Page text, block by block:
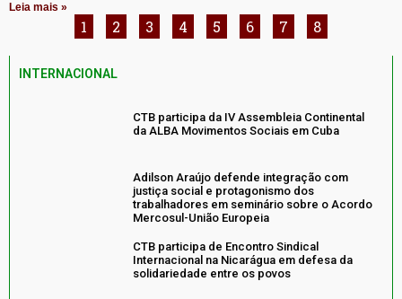
Leia mais »
1 2 3 4 5 6 7 8
INTERNACIONAL
CTB participa da IV Assembleia Continental
da ALBA Movimentos Sociais em Cuba
Adilson Araújo defende integração com
justiça social e protagonismo dos
trabalhadores em seminário sobre o Acordo
Mercosul-União Europeia
CTB participa de Encontro Sindical
Internacional na Nicarágua em defesa da
solidariedade entre os povos